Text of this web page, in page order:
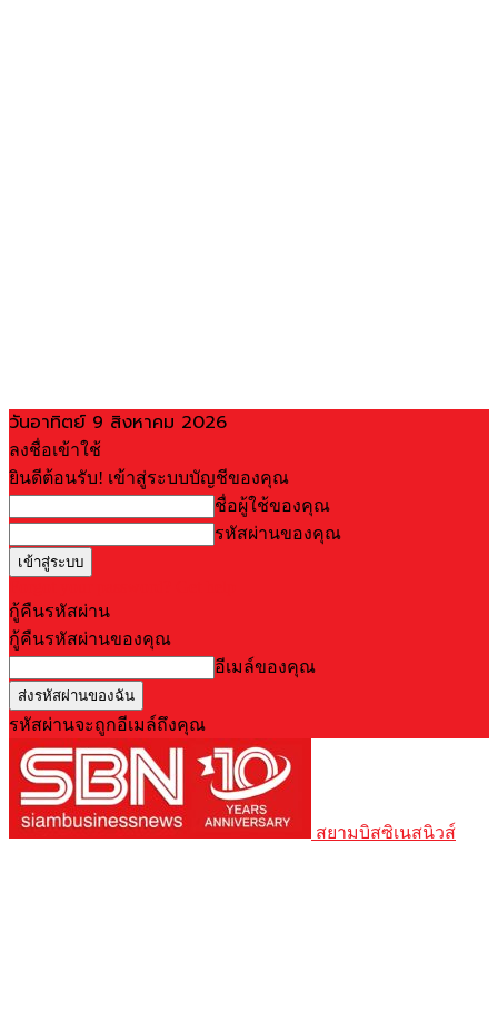
วันอาทิตย์ 9 สิงหาคม 2026
ลงชื่อเข้าใช้
ยินดีต้อนรับ! เข้าสู่ระบบบัญชีของคุณ
ชื่อผู้ใช้ของคุณ
รหัสผ่านของคุณ
กู้คืนรหัสผ่าน
กู้คืนรหัสผ่านของคุณ
อีเมล์ของคุณ
รหัสผ่านจะถูกอีเมล์ถึงคุณ
สยามบิสซิเนสนิวส์